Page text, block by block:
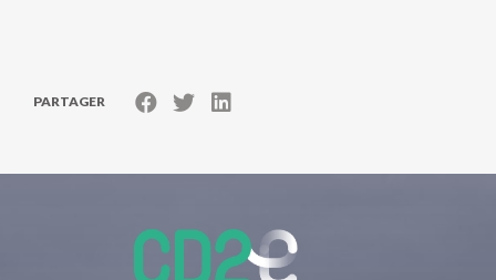
PARTAGER